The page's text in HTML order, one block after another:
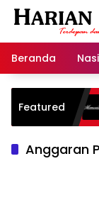
Langsung
Beranda
Featured
Anggaran